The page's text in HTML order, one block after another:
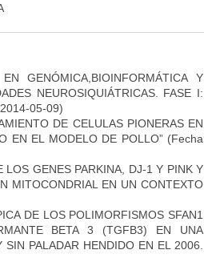
GENÓMICA,BIOINFORMÁTICA Y
NEUROSIQUIÁTRICAS. FASE I:
05-09)
DE CELULAS PIONERAS EN
EN EL MODELO DE POLLO”(Fecha
GENES PARKINA, DJ-1 Y PINK Y
MITOCONDRIAL EN UN CONTEXTO
DE LOS POLIMORFISMOS SFAN1
BETA 3 (TGFB3) EN UNA
PALADAR HENDIDO EN EL 2006.